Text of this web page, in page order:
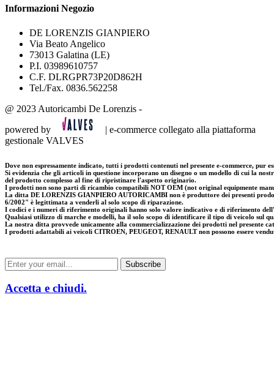
Informazioni Negozio
DE LORENZIS GIANPIERO
Via Beato Angelico
73013 Galatina (LE)
P.I. 03989610757
C.F. DLRGPR73P20D862H
Tel./Fax. 0836.562258
@ 2023 Autoricambi De Lorenzis -
powered by
| e-commerce collegato alla piattaforma
gestionale VALVES
Dove non espressamente indicato, tutti i prodotti contenuti nel presente e-commerce, pur
Si evidenzia che gli articoli in questione incorporano un disegno o un modello di cui la
del prodotto complesso al fine di ripristinare l'aspetto originario.
I prodotti non sono parti di ricambio compatibili NOT OEM (not original equipmente
La ditta DE LORENZIS GIANPIERO AUTORICAMBI non è produttore dei presenti
6/2002" è legittimata a venderli al solo scopo di riparazione.
I codici e i numeri di riferimento originali hanno solo valore indicativo e di riferimento
Qualsiasi utilizzo di marche e modelli, ha il solo scopo di identificare il tipo di veicolo sul
La nostra ditta provvede unicamente alla commercializzazione dei prodotti nel presente
I prodotti adattabili ai veicoli CITROEN, PEUGEOT, RENAULT non possono essere
Accetta e chiudi.